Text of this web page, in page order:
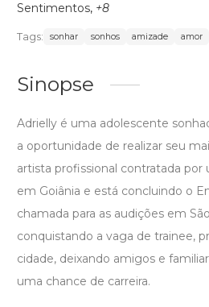
Sentimentos, +8
Tags: sonhar sonhos amizade amor
Sinopse
Adrielly é uma adolescente
a oportunidade de realizar seu
artista profissional contratada por
em Goiânia e está concluindo o
chamada para as audições em
conquistando a vaga de trainee,
cidade, deixando amigos e
uma chance de carreira.